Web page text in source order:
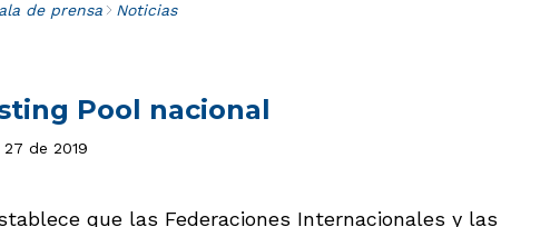
de prensa Noticias
Pool nacional
de 2019
que las Federaciones Internacionales y las